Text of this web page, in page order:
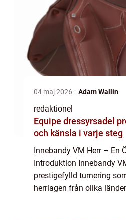
04 maj 2026 Adam Wallin
redaktionel
Equipe dressyrsadel precision, balans
och känsla i varje steg
Innebandy VM Herr – En
Introduktion Innebandy
prestigefylld turnering
herrlagen från olika